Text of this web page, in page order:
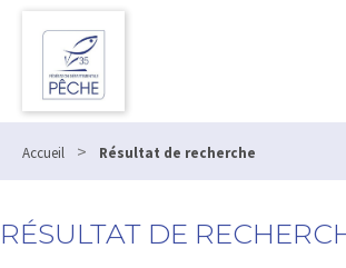
Accueil > Résultat de recherche
RÉSULTAT DE